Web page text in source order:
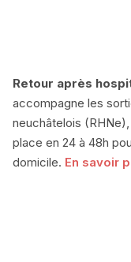
Retour après
accompagne les
neuchâtelois
place en 24 à 48h
domicile. En savoir